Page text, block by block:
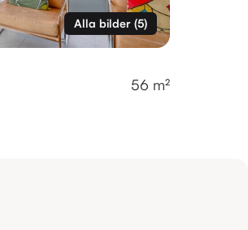
Alla bilder(5)
56 m²